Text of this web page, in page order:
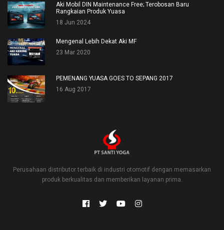
Aki Mobil DIN Maintenance Free; Terobosan Baru
Rangkaian Produk Yuasa
18 Jun 2024
Mengenal Lebih Dekat Aki MF
23 Mar 2020
PEMENANG YUASA GOES TO SEPANG 2017
16 Aug 2017
Perusahaan distributor terbaik di industri otomotif dengan memasarkan
produk berkualitas dan memberikan layanan prima.